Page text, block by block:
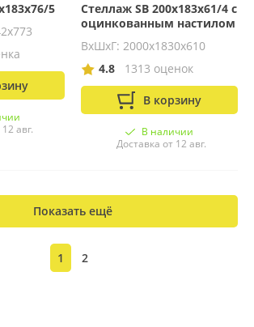
5
авг.
Стеллаж SB 200x183x61/4 c
оцинкованным настилом
ВхШхГ: 2000х1830х610
4.8
1313 оценок
В корзину
В наличии
Доставка от 12 авг.
Показать ещё
1 2